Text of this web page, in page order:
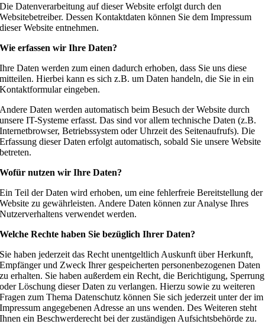
Die Datenverarbeitung auf dieser Website erfolgt durch den
Websitebetreiber. Dessen Kontaktdaten können Sie dem Impressum
dieser Website entnehmen.
Wie erfassen wir Ihre Daten?
Ihre Daten werden zum einen dadurch erhoben, dass Sie uns diese
mitteilen. Hierbei kann es sich z.B. um Daten handeln, die Sie in ein
Kontaktformular eingeben.
Andere Daten werden automatisch beim Besuch der Website durch
unsere IT-Systeme erfasst. Das sind vor allem technische Daten (z.B.
Internetbrowser, Betriebssystem oder Uhrzeit des Seitenaufrufs). Die
Erfassung dieser Daten erfolgt automatisch, sobald Sie unsere Website
betreten.
Wofür nutzen wir Ihre Daten?
Ein Teil der Daten wird erhoben, um eine fehlerfreie Bereitstellung der
Website zu gewährleisten. Andere Daten können zur Analyse Ihres
Nutzerverhaltens verwendet werden.
Welche Rechte haben Sie bezüglich Ihrer Daten?
Sie haben jederzeit das Recht unentgeltlich Auskunft über Herkunft,
Empfänger und Zweck Ihrer gespeicherten personenbezogenen Daten
zu erhalten. Sie haben außerdem ein Recht, die Berichtigung, Sperrung
oder Löschung dieser Daten zu verlangen. Hierzu sowie zu weiteren
Fragen zum Thema Datenschutz können Sie sich jederzeit unter der im
Impressum angegebenen Adresse an uns wenden. Des Weiteren steht
Ihnen ein Beschwerderecht bei der zuständigen Aufsichtsbehörde zu.